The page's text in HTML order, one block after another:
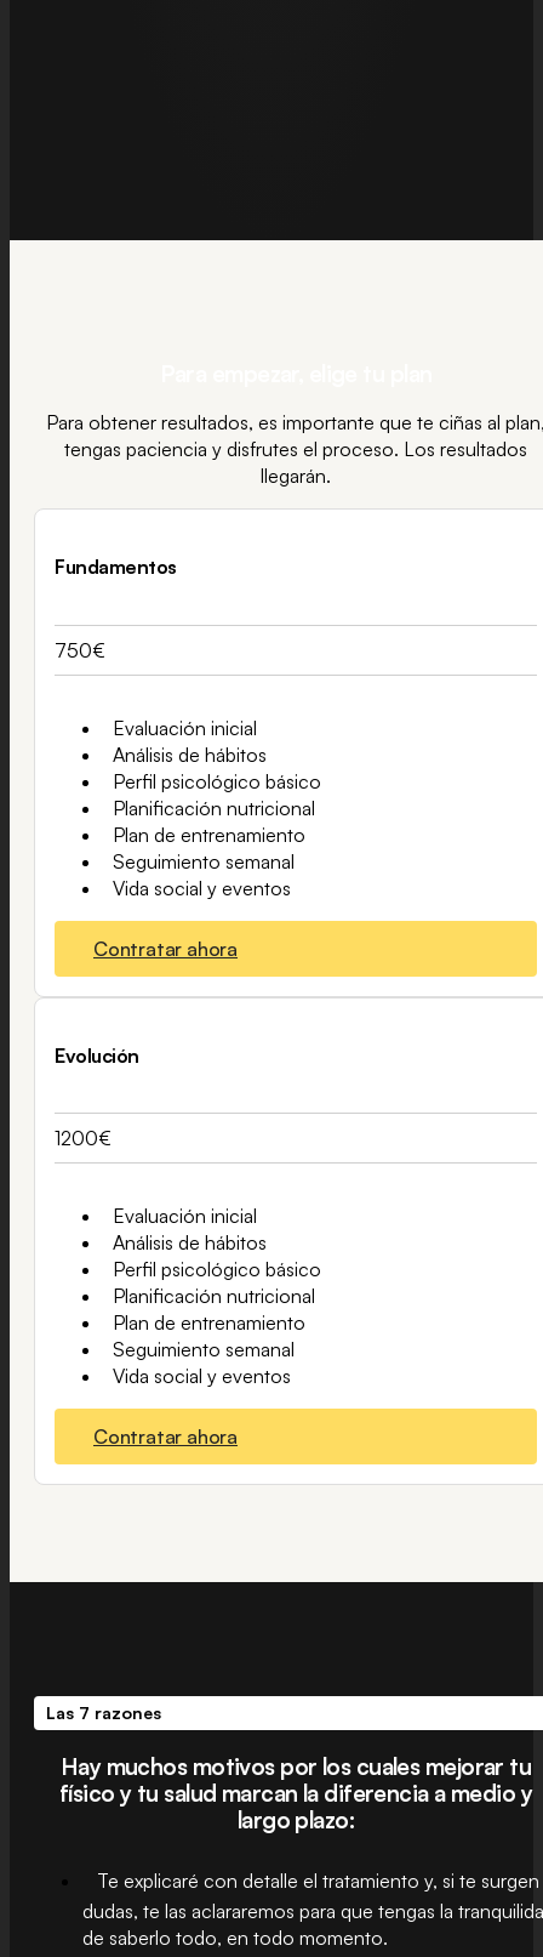
Para obtener resultados, es importante que te ciñas al
tengas paciencia y disfrutes el proceso. Los resultados
llegarán.
Fundamentos
750€
Evaluación inicial
Análisis de hábitos
Perfil psicológico básico
Planificación nutricional
Plan de entrenamiento
Seguimiento semanal
Vida social y eventos
Contratar ahora
Evolución
1200€
Evaluación inicial
Análisis de hábitos
Perfil psicológico básico
Planificación nutricional
Plan de entrenamiento
Seguimiento semanal
Vida social y eventos
Contratar ahora
Las 7 razones
Hay muchos motivos por los cuales mejorar tu
físico y tu salud marcan la diferencia a medio y
largo plazo:
Te explicaré con detalle el tratamiento y, si te surgen
dudas, te las aclararemos para que tengas la
de saberlo todo, en todo momento.